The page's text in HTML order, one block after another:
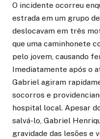
O incidente ocorreu
estrada em um grupo
deslocavam em três
que uma caminhonete
pelo jovem, causando
Imediatamente após o
Gabriel agiram
socorros e
hospital local. Apesar
salvá-lo, Gabriel
gravidade das lesões e